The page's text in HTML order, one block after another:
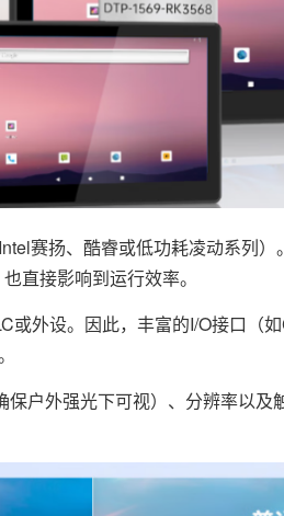
赛扬、酷睿或低功耗凌动系列
直接影响到运行效率。
或外设。因此，丰富的I/O接口（
保户外强光下可视）、分辨率以